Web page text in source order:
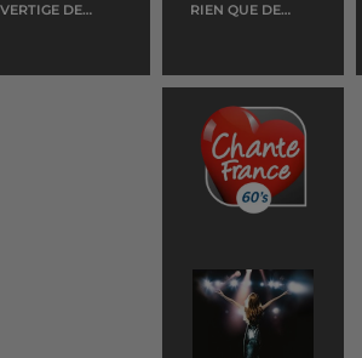
VERTIGE DE
RIEN QUE DE